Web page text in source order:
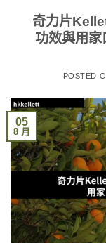
奇力片
功效與用家
POSTED
05
8 月